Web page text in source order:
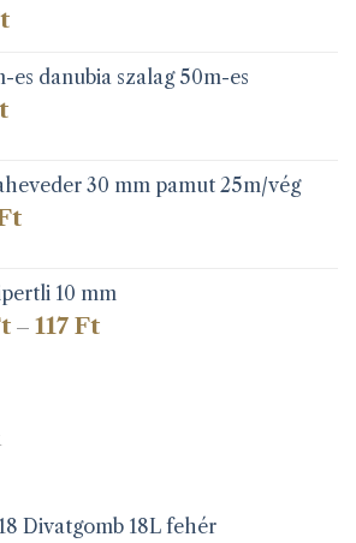
es danubia szalag 50m-es
30 mm pamut 25m/vég
10 mm
– 117 FtÁrtartomány:
Divatgomb 18L fehér